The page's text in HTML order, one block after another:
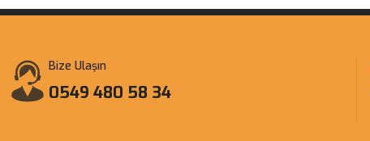
Bize Ulaşın
0549 480 58 34